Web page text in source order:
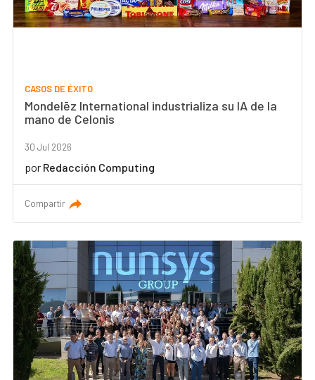
CASOS DE ÉXITO
Mondelēz International industrializa su IA de la
mano de Celonis
30 Jul 2026
por Redacción Computing
Compartir